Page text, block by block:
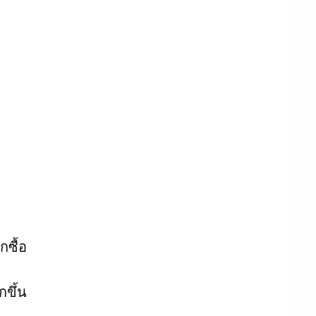
ซื้อ
ขึ้น